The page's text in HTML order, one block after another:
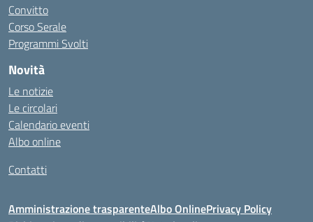
Convitto
Corso Serale
Programmi Svolti
Novità
Le notizie
Le circolari
Calendario eventi
Albo online
Contatti
Amministrazione trasparenteAlbo OnlinePrivacy Policy